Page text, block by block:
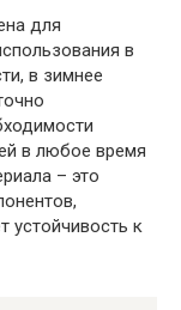
для
в
в зимнее
в любое время
– это
устойчивость к